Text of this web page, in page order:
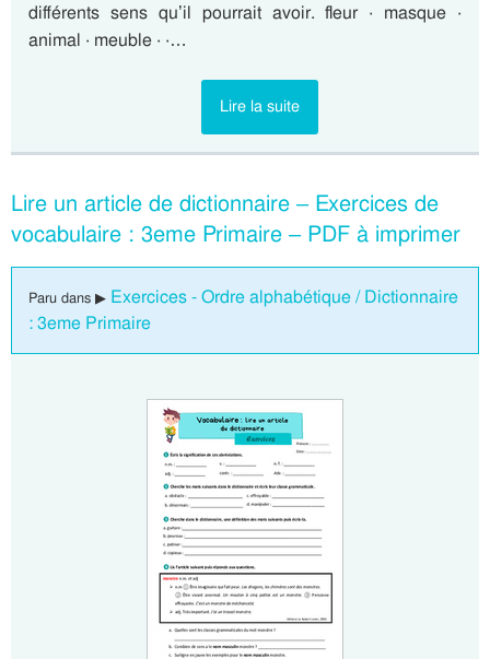
différents sens qu’il pourrait avoir. fleur · masque ·
animal · meuble · ·…
Lire la suite
Lire un article de dictionnaire – Exercices de
vocabulaire : 3eme Primaire – PDF à imprimer
Paru dans ▶ Exercices - Ordre alphabétique / Dictionnaire
: 3eme Primaire